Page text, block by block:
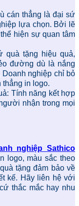
cán thẳng là đại sứ
lựa chọn. Bởi lẽ
hiện sự quan tâm
quà tặng hiệu quả,
đường dù là nắng
nghiệp chỉ bỏ
thẳng in logo.
Tính năng kết hợp
nhận trong mọi
nghiệp Sathico
logo, màu sắc theo
tặng đảm bảo về
kế. Hãy liên hệ với
thắc mắc hay nhu